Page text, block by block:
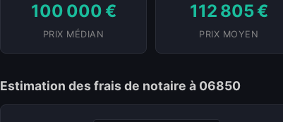
100 000 €
PRIX MÉDIAN
112 805 €
PRIX MOYEN
Estimation des frais de notaire à 06850